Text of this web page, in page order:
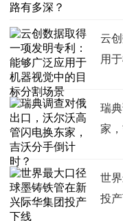
云
用
瑞
家
世
投